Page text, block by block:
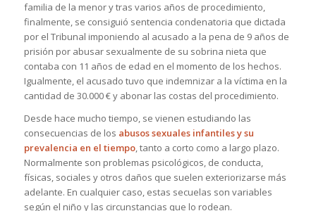
familia de la menor y tras varios años de procedimiento,
finalmente, se consiguió sentencia condenatoria que dictada
por el Tribunal imponiendo al acusado a la pena de 9 años de
prisión por abusar sexualmente de su sobrina nieta que
contaba con 11 años de edad en el momento de los hechos.
Igualmente, el acusado tuvo que indemnizar a la víctima en la
cantidad de 30.000 € y abonar las costas del procedimiento.
Desde hace mucho tiempo, se vienen estudiando las
consecuencias de los abusos sexuales infantiles y su
prevalencia en el tiempo, tanto a corto como a largo plazo.
Normalmente son problemas psicológicos, de conducta,
físicas, sociales y otros daños que suelen exteriorizarse más
adelante. En cualquier caso, estas secuelas son variables
según el niño y las circunstancias que lo rodean.